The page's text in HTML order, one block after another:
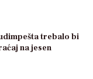
trebalo bi
na jesen